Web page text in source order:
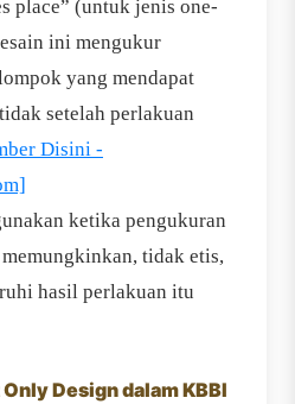
place” (untuk jenis one-
ini mengukur
yang mendapat
setelah perlakuan
Disini -
ketika pengukuran
tidak etis,
hasil perlakuan itu
Design dalam KBBI